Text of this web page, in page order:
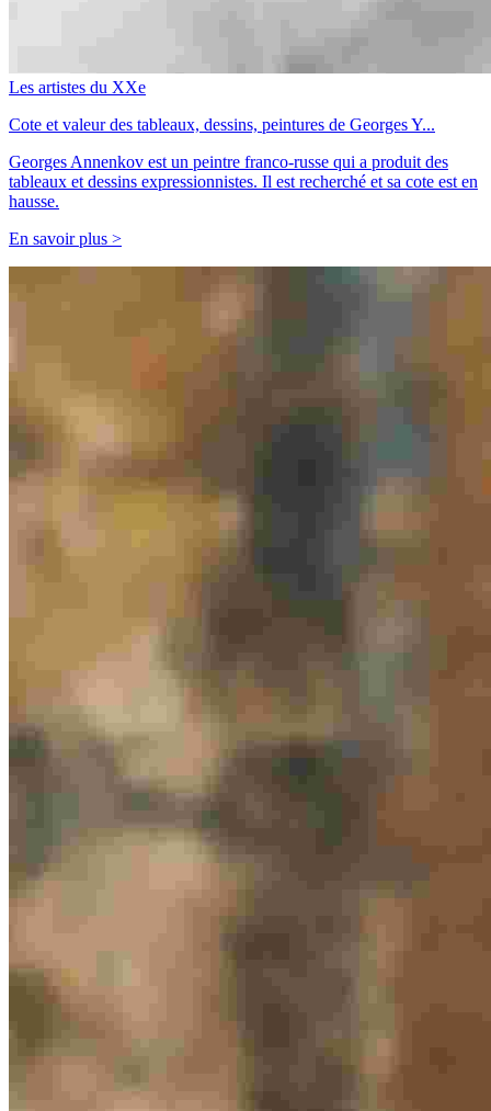
Les artistes du XXe
Cote et valeur des tableaux, dessins, peintures de Georges Y...
Georges Annenkov est un peintre franco-russe qui a produit des
tableaux et dessins expressionnistes. Il est recherché et sa cote est en
hausse.
En savoir plus >